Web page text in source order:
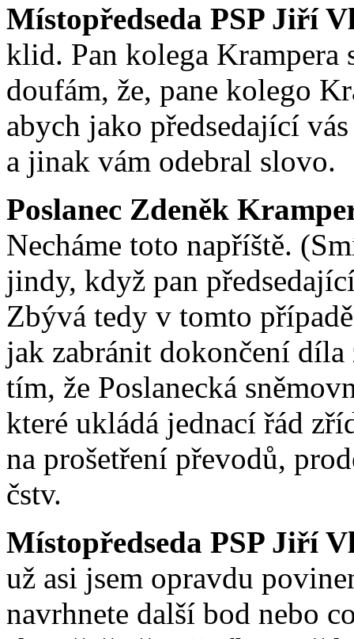
Místopředseda PSP Jiří
klid. Pan kolega Krampera
doufám, že, pane kolego
abych jako předsedající
a jinak vám odebral slovo.
Poslanec Zdeněk
Necháme toto napříště.
jindy, když pan
Zbývá tedy v tomto
jak zabránit dokončení
tím, že Poslanecká
které ukládá jednací řád
na prošetření převodů,
čstv.
Místopředseda PSP Jiří
už asi jsem opravdu
navrhnete další bod nebo